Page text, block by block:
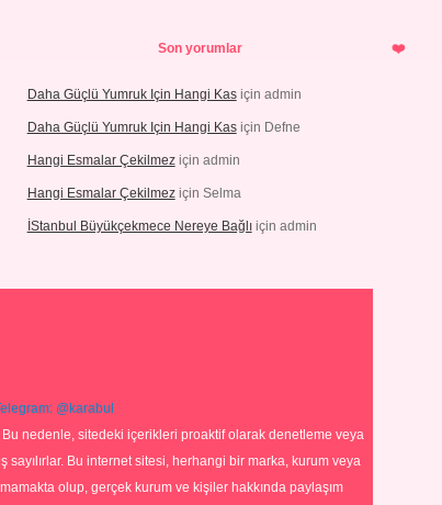
Son yorumlar
Daha Güçlü Yumruk Için Hangi Kasiçin admin
Daha Güçlü Yumruk Için Hangi Kasiçin Defne
Hangi Esmalar Çekilmeziçin admin
Hangi Esmalar Çekilmeziçin Selma
İStanbul Büyükçekmece Nereye Bağlıiçin admin
@karabul
Bu nedenle, sitedeki içerikleri proaktif olarak denetleme veya
Bu internet sitesi, herhangi bir marka, kurum veya
olup, gerçek kurum ve kişiler hakkında paylaşım